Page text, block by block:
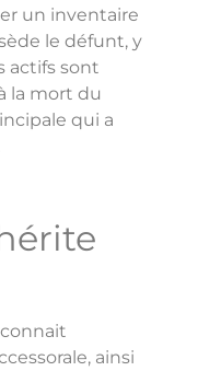
un inventaire
le défunt, y
actifs sont
la mort du
qui a
ainsi